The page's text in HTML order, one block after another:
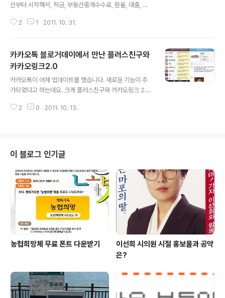
산부터 시작해서, 적금, 부동산중개수수료, 환율, 대출, 세
치, 수익률, 부가세, 더치페이 등 하나부터 열까지 계산의
(스마트금융계산기 아이폰 어플, 적금/부동산수수료/대출/
저축 계산기)도 있는데 이번에 기능을 강화해서 유료버전
이 출시되었습니다. 유료버전은 0.99달러인데요. Pro 버
전에서만 사용할 수 있는 대출갈아타기, 전월세전환, 최고
금리찾기, 적금만기알림, 퇴직금계산기, 미래현금/현물가
치, 수익률계산기, 커피담배비용계산, VAT/더치페이 계산
2 1 2011. 10. 31.
카카오톡 블로거데이에서 만난 플러스친구와
카카오링크2.0
카카오톡이 어제 업데이트를 했습니다. 새로운 기능이 추
가되었다고 하는데요. 크게 플러스친구와 카카오링크 2.0
저녁 카카오톡 본사에 다녀왔습니다. 블로거데이라고 해서
도 들을수 있어서 좋았습니다. 블로거데이는 카카오톡 1층
에 자리한 카톡라운지에서 진행이 되었는데요. 본사 1층에
자신들의 서비스를 이용한 레스토랑을 갖추고 있다는 것이
부러웠습니다. 물론 음식도 맛있더군요. 카카오톡은 최근
성장을 거듭하면서 직원도 120명까지 늘었다고 합니다.
카카오톡 사용자들의 증가와 함께 카카오톡도 성장하..
2 0 2011. 10. 13.
이 블로그 인기글
농협희망체 무료 폰트 다운받기
이선희 시의원 시절 홍보물과 공약
은?